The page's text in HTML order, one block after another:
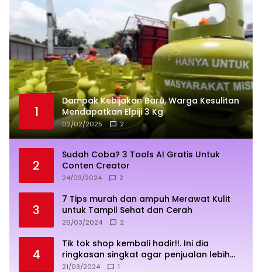
1
Dampak Kebijakan Baru, Warga Kesulitan
Mendapatkan Elpiji 3 Kg
02/02/2025 2
2
Sudah Coba? 3 Tools AI Gratis Untuk
Conten Creator
24/03/2024 2
3
7 Tips murah dan ampuh Merawat Kulit
untuk Tampil Sehat dan Cerah
26/03/2024 2
4
Tik tok shop kembali hadir!!. Ini dia
ringkasan singkat agar penjualan lebih
sukses
21/03/2024 1